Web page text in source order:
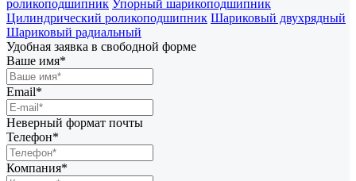
роликоподшипник Упорный шарикоподшипник
Цилиндрический роликоподшипник Шариковый двухрядный
Шариковый радиальный
Удобная заявка в свободной форме
Ваше имя*
Email*
Неверный формат почты
Телефон*
Компания*